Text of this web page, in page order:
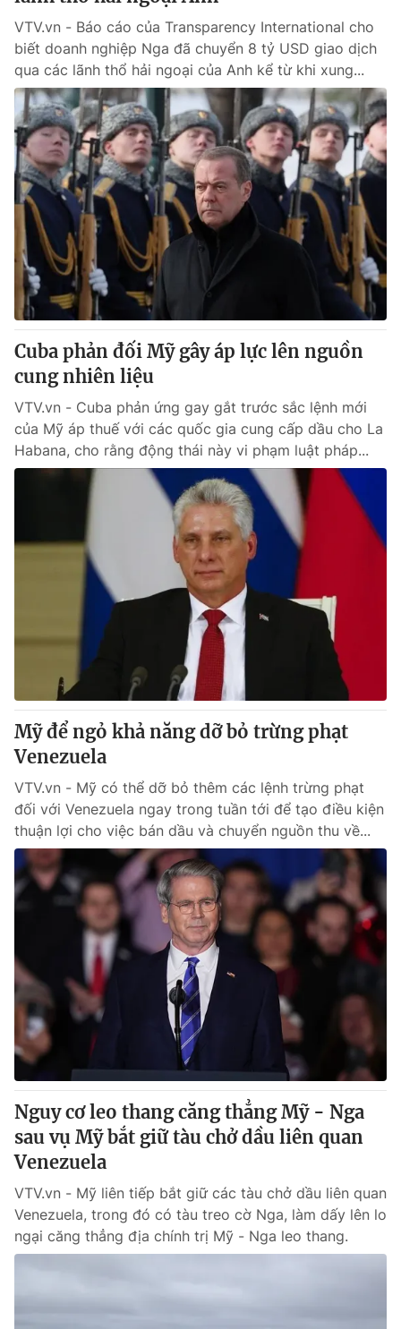
VTV.vn - Báo cáo của Transparency International cho
biết doanh nghiệp Nga đã chuyển 8 tỷ USD giao dịch
qua các lãnh thổ hải ngoại của Anh kể từ khi xung...
Cuba phản đối Mỹ gây áp lực lên nguồn
cung nhiên liệu
VTV.vn - Cuba phản ứng gay gắt trước sắc lệnh mới
của Mỹ áp thuế với các quốc gia cung cấp dầu cho La
Habana, cho rằng động thái này vi phạm luật pháp...
Mỹ để ngỏ khả năng dỡ bỏ trừng phạt
Venezuela
VTV.vn - Mỹ có thể dỡ bỏ thêm các lệnh trừng phạt
đối với Venezuela ngay trong tuần tới để tạo điều kiện
thuận lợi cho việc bán dầu và chuyển nguồn thu về...
Nguy cơ leo thang căng thẳng Mỹ - Nga
sau vụ Mỹ bắt giữ tàu chở dầu liên quan
Venezuela
VTV.vn - Mỹ liên tiếp bắt giữ các tàu chở dầu liên quan
Venezuela, trong đó có tàu treo cờ Nga, làm dấy lên lo
ngại căng thẳng địa chính trị Mỹ - Nga leo thang.